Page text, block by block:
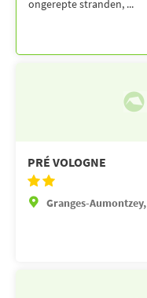
ongerepte stranden, ...
PRÉ VOLOGNE
Granges-Aumontzey,